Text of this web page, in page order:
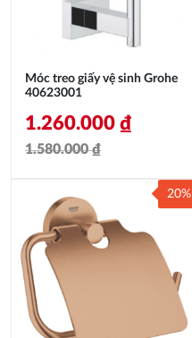
Móc treo giấy vệ sinh Grohe
40623001
1.580.000₫
gốc
là:
1.580.000 ₫.
1.260.000 ₫
hiện
tại
là:
1.260.000 ₫.
20%